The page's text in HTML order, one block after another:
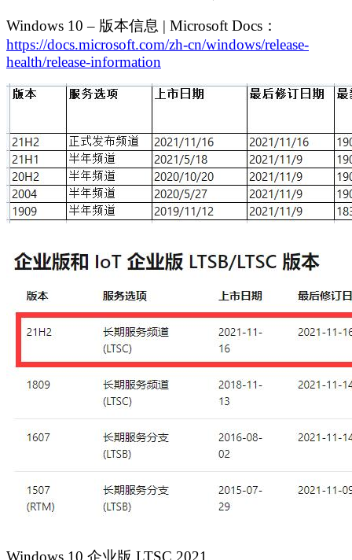
Windows 10 – 版本信息 | Microsoft Docs：
https://docs.microsoft.com/zh-cn/windows/release-
health/release-information
Windows 10 企业版 LTSC 2021